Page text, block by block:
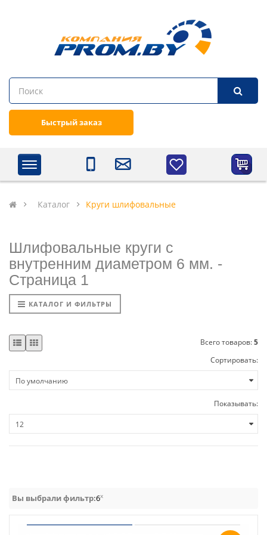
Быстрый заказ
Каталог Круги шлифовальные
Шлифовальные круги с
внутренним диаметром 6 мм. -
Cтраница 1
КАТАЛОГ И ФИЛЬТРЫ
Всего товаров:5
Сортировать:
Показывать:
Вы выбрали фильтр:6x